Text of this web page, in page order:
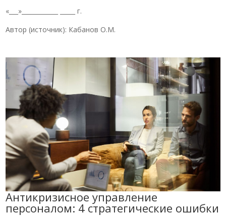
«___»____________ _____ г.
Автор (источник): Кабанов О.М.
Антикризисное управление
персоналом: 4 стратегические ошибки